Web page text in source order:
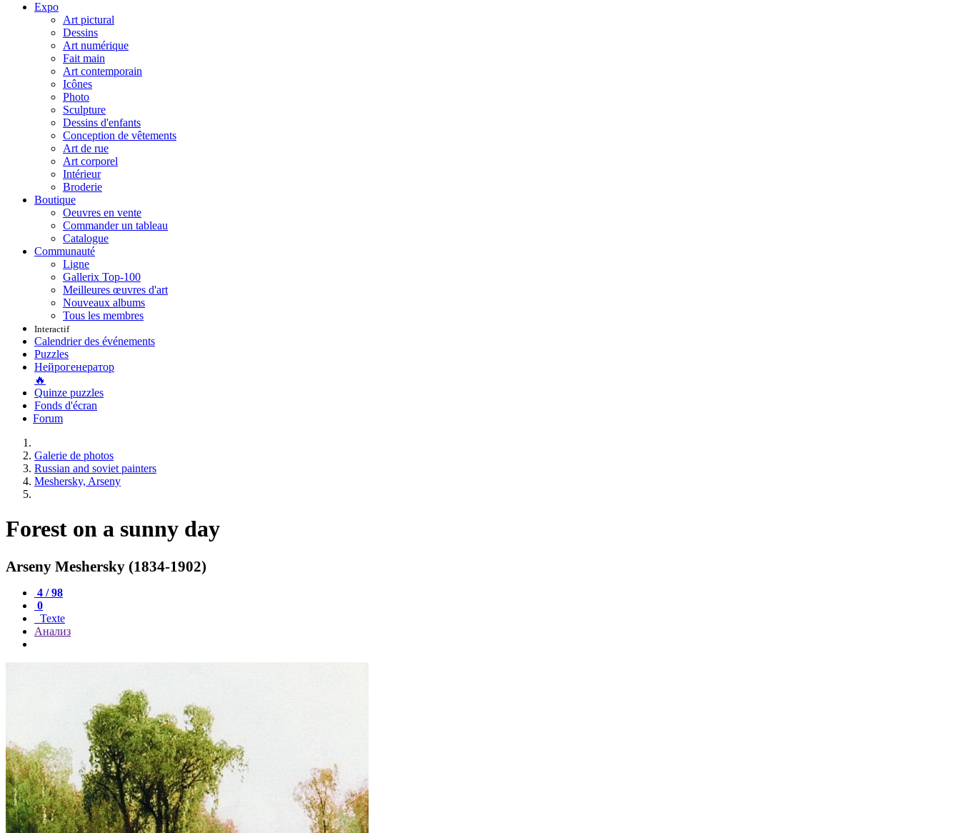
Expo
Art pictural
Dessins
Art numérique
Fait main
Art contemporain
Icônes
Photo
Sculpture
Dessins d'enfants
Conception de vêtements
Art de rue
Art corporel
Intérieur
Broderie
Boutique
Oeuvres en vente
Commander un tableau
Catalogue
Communauté
Ligne
Gallerix Top-100
Meilleures œuvres d'art
Nouveaux albums
Tous les membres
Interactif
Calendrier des événements
Puzzles
Нейрогенератор
🔥
Quinze puzzles
Fonds d'écran
Forum
Galerie de photos
Russian and soviet painters
Meshersky, Arseny
Forest on a sunny day
Arseny Meshersky (1834-1902)
4 / 98
0
Texte
Анализ